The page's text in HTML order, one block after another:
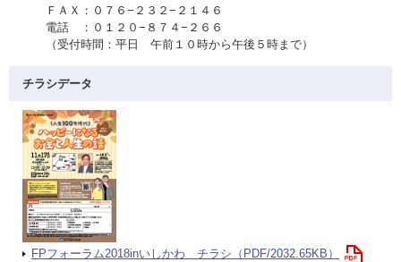
ＦＡＸ：０７６−２３２−２１４６
電話 ：０１２０−８７４−２６６
（受付時間：平日 午前１０時から午後５時まで）
チラシデータ
FPフォーラム2018inいしかわ チラシ（PDF/2032.65KB）